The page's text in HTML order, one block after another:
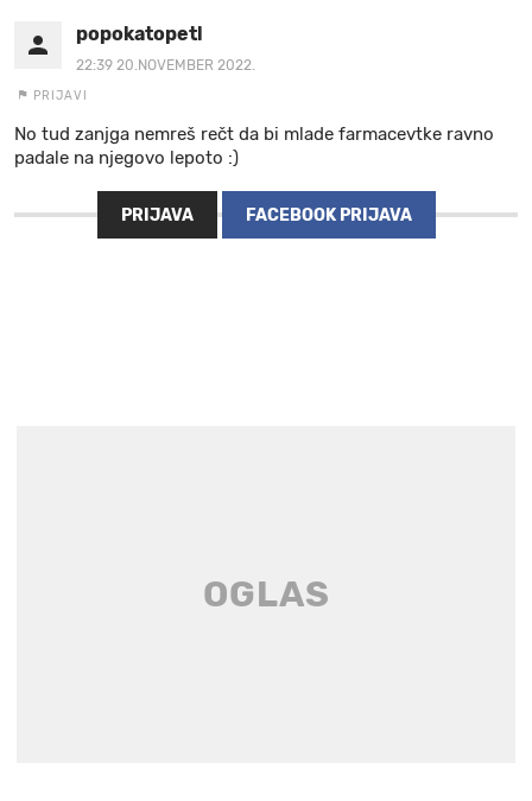
popokatopetl
22:39 20.NOVEMBER 2022.
PRIJAVI
No tud zanjga nemreš rečt da bi mlade farmacevtke ravno
padale na njegovo lepoto :)
PRIJAVA FACEBOOK PRIJAVA